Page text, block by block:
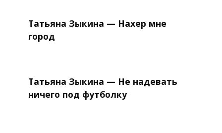
Татьяна Зыкина — Нахер мне
город
Татьяна Зыкина — Не надевать
ничего под футболку